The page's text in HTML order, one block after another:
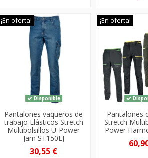
¡En oferta!
Disponible
Pantalones vaqueros de
trabajo Elásticos Stretch
Multibolsillos U-Power
Jam ST150LJ
30,55 €
¡En oferta!
Pantalones
Stretch
Power